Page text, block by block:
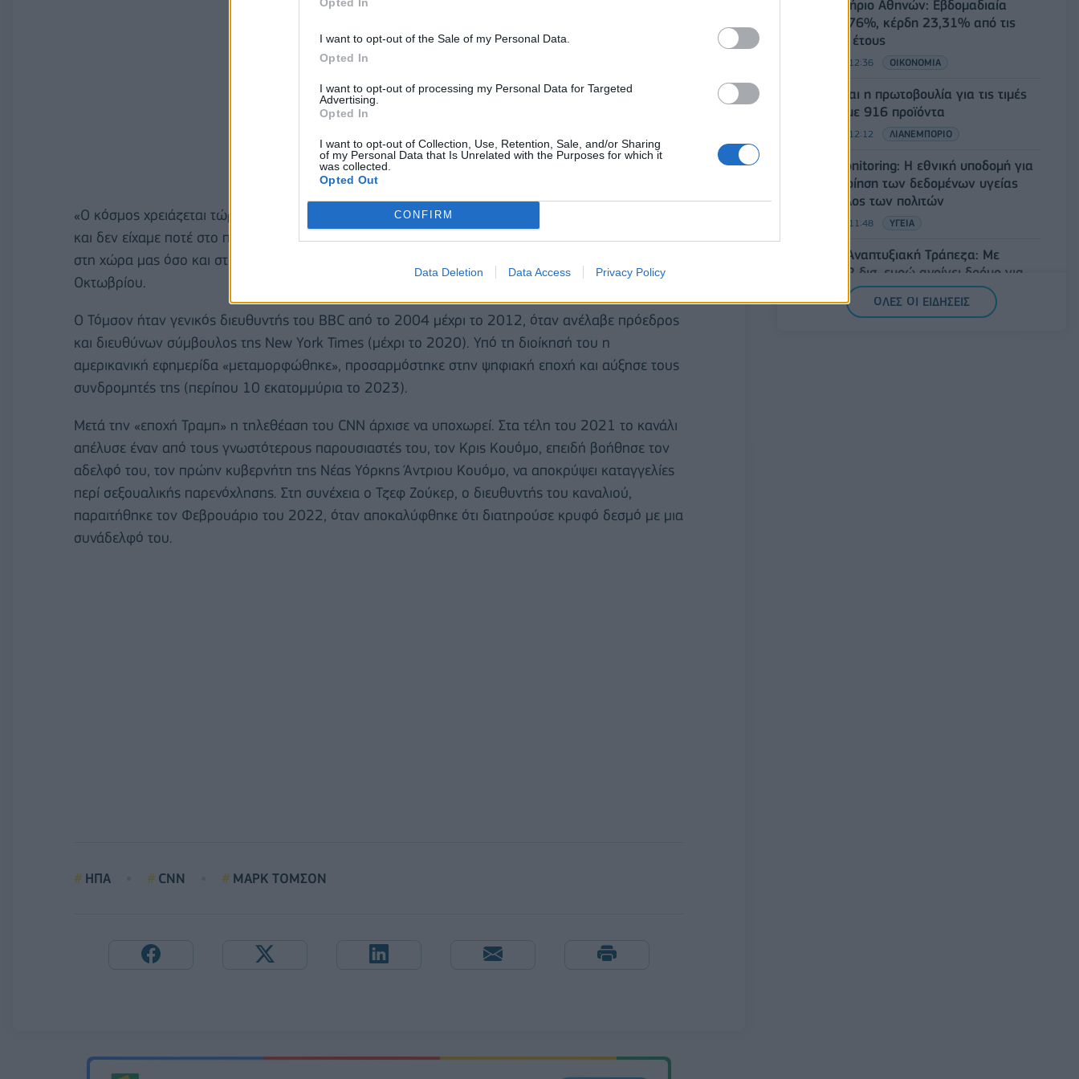
I want to opt-out of the Sale of my Personal Data.
Opted In
I want to opt-out of processing my Personal Data for Targeted
Advertising.
Opted In
I want to opt-out of Collection, Use, Retention, Sale, and/or Sharing
of my Personal Data that Is Unrelated with the Purposes for which it
was collected.
Opted Out
CONFIRM
Data Deletion Data Access Privacy Policy
«Ο κόσμος χρειάζεται τώρα, περισσότερο από ποτέ άλλοτε, αξιόπιστες και ακριβείς πληροφορίες
και δεν είχαμε ποτέ στο παρελθόν τόσα μέσα για να ανταποκριθούμε σε αυτήν την ανάγκη, τόσο
στη χώρα μας όσο και στο εξωτερικό», είπε ο ίδιος ο Τόμσον, που θα αναλάβει καθήκοντα στις 9
Οκτωβρίου.
Ο Τόμσον ήταν γενικός διευθυντής του BBC από το 2004 μέχρι το 2012, όταν ανέλαβε πρόεδρος
και διευθύνων σύμβουλος της New York Times (μέχρι το 2020). Υπό τη διοίκησή του η
αμερικανική εφημερίδα «μεταμορφώθηκε», προσαρμόστηκε στην ψηφιακή εποχή και αύξησε τους
συνδρομητές της (περίπου 10 εκατομμύρια το 2023).
Μετά την «εποχή Τραμπ» η τηλεθέαση του CNN άρχισε να υποχωρεί. Στα τέλη του 2021 το κανάλι
απέλυσε έναν από τους γνωστότερους παρουσιαστές του, τον Κρις Κουόμο, επειδή βοήθησε τον
αδελφό του, τον πρώην κυβερνήτη της Νέας Υόρκης Άντριου Κουόμο, να αποκρύψει καταγγελίες
περί σεξουαλικής παρενόχλησης. Στη συνέχεια ο Τζεφ Ζούκερ, ο διευθυντής του καναλιού,
παραιτήθηκε τον Φεβρουάριο του 2022, όταν αποκαλύφθηκε ότι διατηρούσε κρυφό δεσμό με μια
συνάδελφό του.
ΗΠΑ CNN ΜΑΡΚ ΤΟΜΣΟΝ
Χρηματιστήριο Αθηνών: Εβδομαδιαία
άνοδος 1,76%, κέρδη 23,31% από τις
αρχές του έτους
08/08/2026 - 12:36 ΟΙΚΟΝΟΜΙΑ
Διευρύνεται η πρωτοβουλία για τις τιμές
στο ράφι με 916 προϊόντα
08/08/2026 - 12:12 ΛΙΑΝΕΜΠΟΡΙΟ
Health Monitoring: Η εθνική υποδομή για
την αξιοποίηση των δεδομένων υγείας
προς όφελος των πολιτών
08/08/2026 - 11:48 ΥΓΕΙΑ
Ελληνική Αναπτυξιακή Τράπεζα: Με
«προίκα» 2 δισ. ευρώ ανοίγει δρόμο για
δάνεια έως 5 δισ. σε μικρομεσαίες
08/08/2026 - 11:22
ΟΛΕΣ ΟΙ ΕΙΔΗΣΕΙΣ